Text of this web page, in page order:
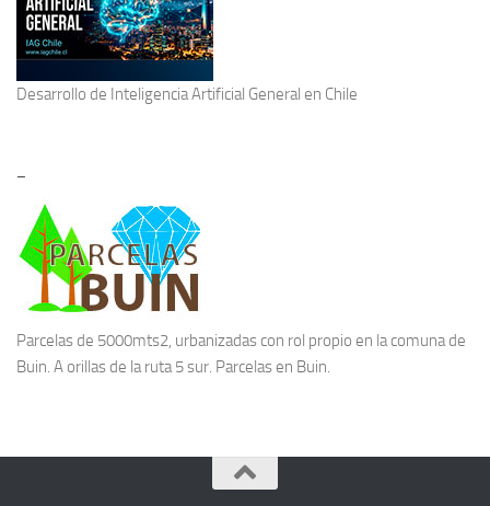
Desarrollo de Inteligencia Artificial General en Chile
–
Parcelas de 5000mts2, urbanizadas con rol propio en la comuna de
Buin. A orillas de la ruta 5 sur. Parcelas en Buin.